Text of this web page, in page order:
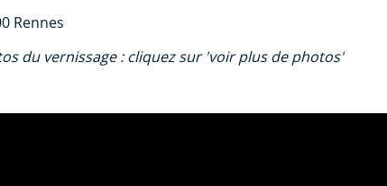
Rennes
du vernissage : cliquez sur 'voir plus de photos'